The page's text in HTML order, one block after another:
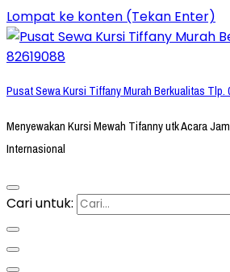
Lompat ke konten (Tekan Enter)
Pusat Sewa Kursi Tiffany Murah Berkualitas
Menyewakan Kursi Mewah Tifanny utk Acara
Internasional
Cari untuk: